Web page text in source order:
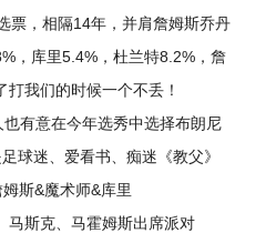
票，相隔14年，并肩詹姆斯乔丹
，库里5.4%，杜兰特8.2%，詹
我们的时候一个不丢！
有意在今年选秀中选择布朗尼
球迷、爱看书、痴迷《教父》
斯&魔术师&库里
马斯克、马霍姆斯出席派对